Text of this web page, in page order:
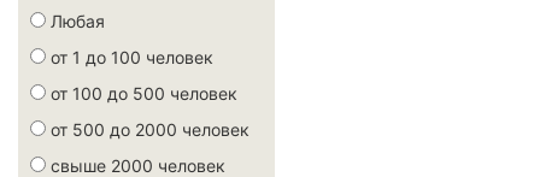
Любая
от 1 до 100 человек
от 100 до 500 человек
от 500 до 2000 человек
свыше 2000 человек